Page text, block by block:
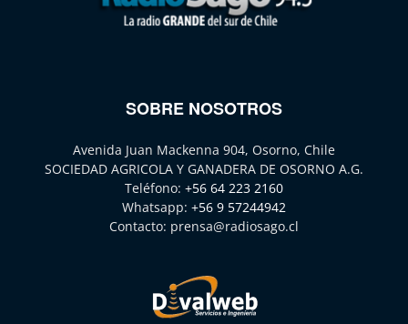
SOBRE NOSOTROS
Avenida Juan Mackenna 904, Osorno, Chile
SOCIEDAD AGRICOLA Y GANADERA DE OSORNO A.G.
Teléfono: +56 64 223 2160
Whatsapp: +56 9 57244942
Contacto: prensa@radiosago.cl